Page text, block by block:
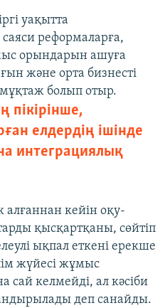
уақытта
реформаларға,
орындарын ашуға
және орта бизнесті
болып отыр.
пікірінше,
елдердің ішінде
интеграциялық
алғаннан кейін оқу-
қысқартқаны, сөйтіп
ықпал еткені ерекше
жүйесі жұмыс
сай келмейді, ал кәсіби
деп санайды.